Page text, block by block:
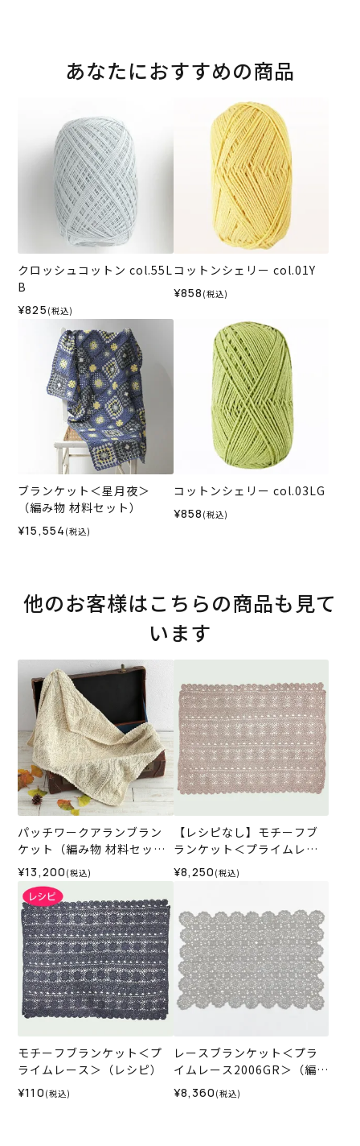
あなたにおすすめの商品
クロッシュコットン col.55L
B
¥825 (税込)
コットンシェリー col.01Y
¥858 (税込)
ブランケット＜星月夜＞
（編み物 材料セット）
¥15,554 (税込)
コットンシェリー col.03LG
¥858 (税込)
他のお客様はこちらの商品も見て
います
パッチワークアランブラン
ケット（編み物 材料セッ
ト）
¥13,200 (税込)
【レシピなし】モチーフブ
ランケット＜プライムレー
ス08P＞（編み物 材料セッ
ト）
¥8,250 (税込)
モチーフブランケット＜プ
ライムレース＞（レシピ）
¥110 (税込)
レースブランケット＜プラ
イムレース2006GR＞（編み
物 材料セット）
¥8,360 (税込)